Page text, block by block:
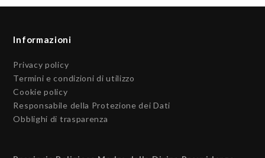
Informazioni
Privacy policy
Termini e condizioni di utilizzo
Cookie policy
Responsabile della Protezione dei Dati
Obblighi di trasparenza